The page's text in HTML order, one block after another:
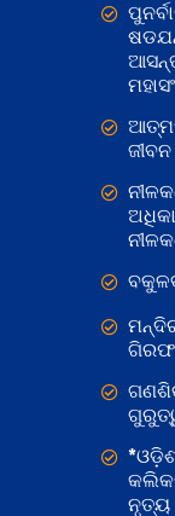
ଜୀବନ
ନୃତ୍ୟ